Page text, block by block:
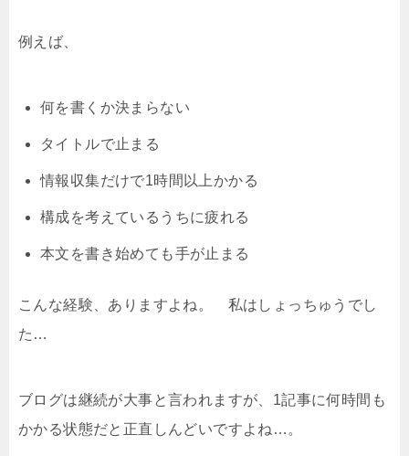
例えば、
何を書くか決まらない
タイトルで止まる
情報収集だけで1時間以上かかる
構成を考えているうちに疲れる
本文を書き始めても手が止まる
こんな経験、ありますよね。 私はしょっちゅうでし
た…
ブログは継続が大事と言われますが、 1記事に何時間も
かかる状態だと正直しんどいですよね…。